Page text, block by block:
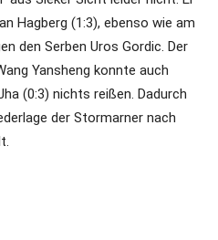
Hagberg (1:3), ebenso wie am
den Serben Uros Gordic. Der
Yansheng konnte auch
(0:3) nichts reißen. Dadurch
der Stormarner nach